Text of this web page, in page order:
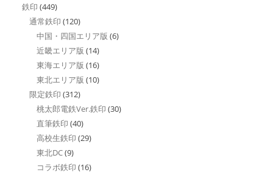
鉄印 (449)
通常鉄印 (120)
中国・四国エリア版 (6)
近畿エリア版 (14)
東海エリア版 (16)
東北エリア版 (10)
限定鉄印 (312)
桃太郎電鉄Ver.鉄印 (30)
直筆鉄印 (40)
高校生鉄印 (29)
東北DC(9)
コラボ鉄印 (16)